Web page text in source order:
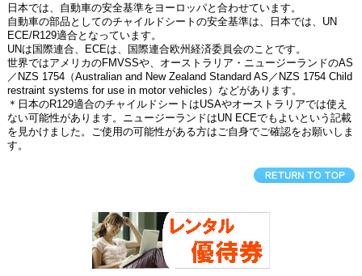
日本では、自動車の安全基準をヨーロッパと合わせています。
自動車の部品としてのチャイルドシートの安全基準は、日本では、UN
ECE/R129適合となっています。
UNは国際連合、ECEは、国際連合欧州経済委員会のことです。
世界ではアメリカのFMVSSや、オーストラリア・ニュージーランドのAS
／NZS 1754（Australian and New Zealand Standard AS／NZS 1754 Child
restraint systems for use in motor vehicles）などがあります。
＊日本のR129適合のチャイルドシートはUSAやオーストラリアでは使え
ない可能性があります。ニュージーランドはUN ECEでもよいという記載
を見かけました。ご使用の可能性がある方はご自身でご確認をお願いしま
す。